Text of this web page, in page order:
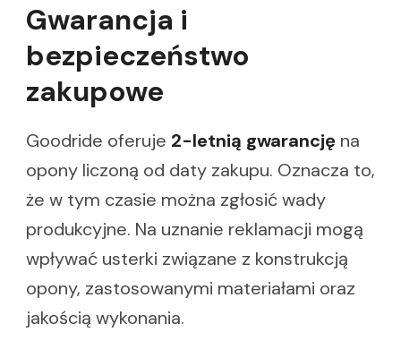
Gwarancja i
bezpieczeństwo
zakupowe
Goodride oferuje 2-letnią gwarancję na
opony liczoną od daty zakupu. Oznacza to,
że w tym czasie można zgłosić wady
produkcyjne. Na uznanie reklamacji mogą
wpływać usterki związane z konstrukcją
opony, zastosowanymi materiałami oraz
jakością wykonania.